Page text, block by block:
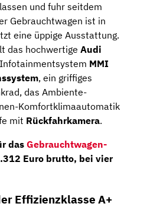
und fuhr seitdem
Gebrauchtwagen ist in
eine üppige Ausstattung.
das hochwertige Audi
MMI
, ein griffiges
das Ambiente-
Komfortklimaautomatik
mit Rückfahrkamera.
das Gebrauchtwagen-
Euro brutto, bei vier
Effizienzklasse A+